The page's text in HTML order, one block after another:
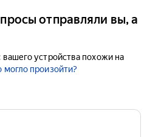
отправляли вы, а
устройства похожи на
могло произойти?